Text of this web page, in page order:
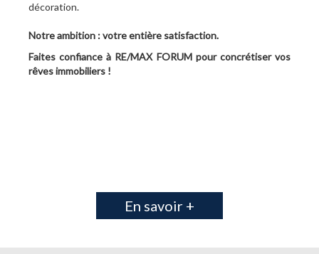
décoration.
Notre ambition : votre entière satisfaction.
Faites confiance à RE/MAX FORUM pour concrétiser vos
rêves immobiliers !
En savoir +